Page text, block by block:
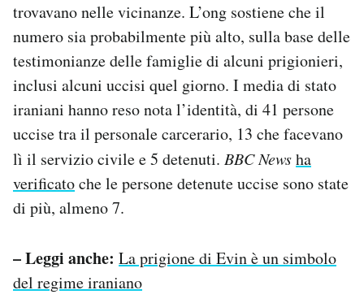
trovavano nelle vicinanze. L’ong sostiene che il
numero sia probabilmente più alto, sulla base delle
testimonianze delle famiglie di alcuni prigionieri,
inclusi alcuni uccisi quel giorno. I media di stato
iraniani hanno reso nota l’identità, di 41 persone
uccise tra il personale carcerario, 13 che facevano
lì il servizio civile e 5 detenuti. BBC Newsha
verificatoche le persone detenute uccise sono state
di più, almeno 7.
– Leggi anche: La prigione di Evin è un simbolo
del regime iraniano